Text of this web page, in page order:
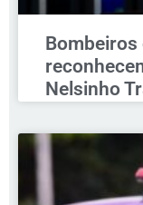
Bombeiros
Nelsinho